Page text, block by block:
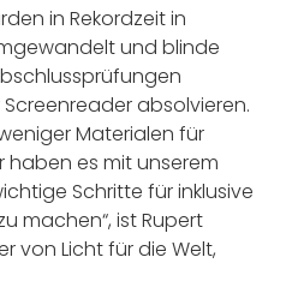
in Rekordzeit in
und blinde
absolvieren.
Materialen für
haben es mit unserem
Schritte für inklusive
machen“, ist Rupert
von Licht für die Welt,